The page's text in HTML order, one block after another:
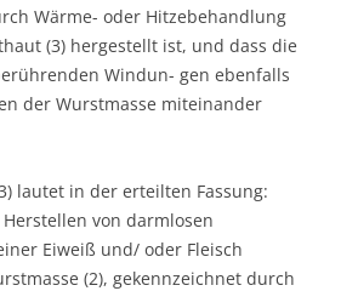
Wärme- oder Hitzebehandlung
(3) hergestellt ist, und dass die
Windun- gen ebenfalls
der Wurstmasse miteinander
lautet in der erteilten Fassung:
von darmlosen
Eiweiß und/ oder Fleisch
(2), gekennzeichnet durch